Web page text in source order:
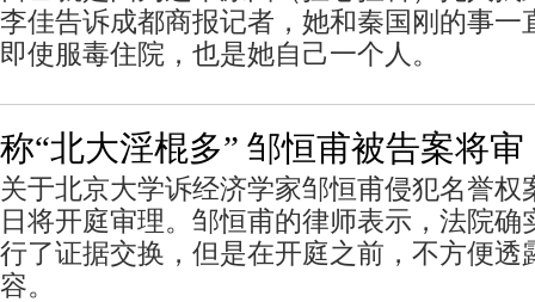
李佳告诉成都商报记者，她和秦国刚的事一
即使服毒住院，也是她自己一个人。
称“北大淫棍多” 邹恒甫被告案将审
关于北京大学诉经济学家邹恒甫侵犯名誉权
日将开庭审理。邹恒甫的律师表示，法院确
行了证据交换，但是在开庭之前，不方便透
容。